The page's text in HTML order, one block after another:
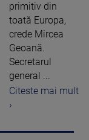
primitiv din
toată Europa,
crede Mircea
Geoană.
Secretarul
general ...
Citeste mai mult
›